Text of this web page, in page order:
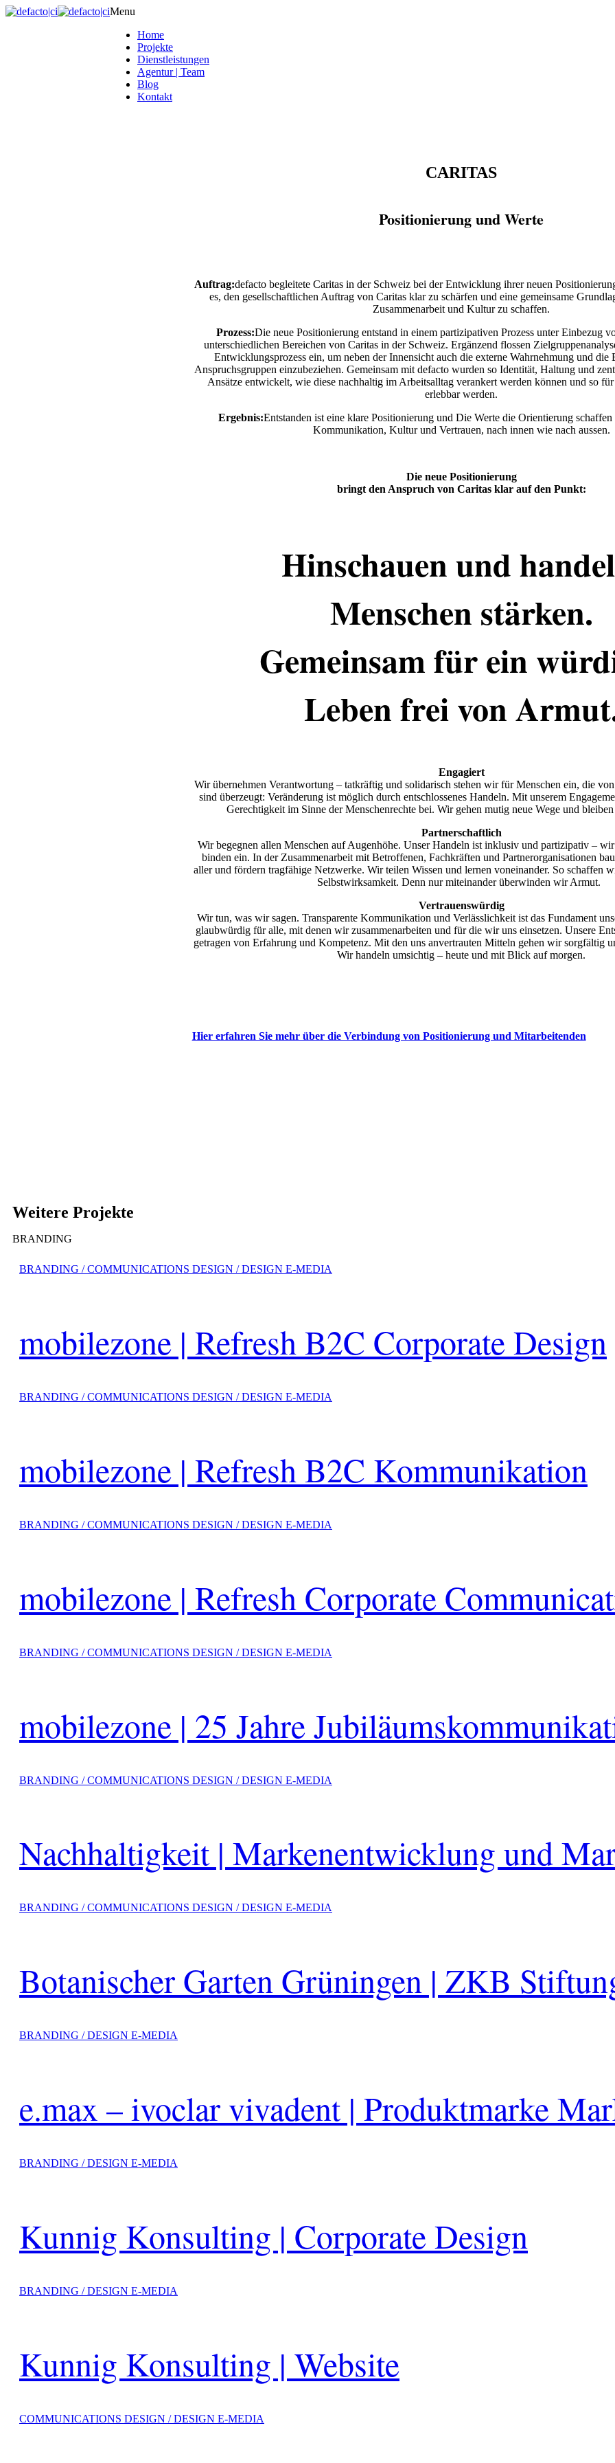
Menu
Home
Projekte
Dienstleistungen
Agentur | Team
Blog
Kontakt
CARITAS
Positionierung und Werte
Auftrag:defacto begleitete Caritas in der Schweiz bei der Entwicklung ihrer neuen
es, den gesellschaftlichen Auftrag von Caritas klar zu schärfen und eine gemeinsame
Zusammenarbeit und Kultur zu schaffen.
Prozess:Die neue Positionierung entstand in einem partizipativen Prozess unter Einbezug
unterschiedlichen Bereichen von Caritas in der Schweiz. Ergänzend flossen
Entwicklungsprozess ein, um neben der Innensicht auch die externe Wahrnehmung und die
Anspruchsgruppen einzubeziehen. Gemeinsam mit defacto wurden so Identität, Haltung und
Ansätze entwickelt, wie diese nachhaltig im Arbeitsalltag verankert werden können und so
erlebbar werden.
Ergebnis:Entstanden ist eine klare Positionierung und Die Werte die Orientierung
Kommunikation, Kultur und Vertrauen, nach innen wie nach aussen.
Die neue Positionierung
bringt den Anspruch von Caritas klar auf den Punkt:
Hinschauen und
Menschen stärken.
Gemeinsam für ein
Leben frei von
Engagiert
Wir übernehmen Verantwortung – tatkräftig und solidarisch stehen wir für Menschen ein, die
sind überzeugt: Veränderung ist möglich durch entschlossenes Handeln. Mit unserem
Gerechtigkeit im Sinne der Menschenrechte bei. Wir gehen mutig neue Wege und
Partnerschaftlich
Wir begegnen allen Menschen auf Augenhöhe. Unser Handeln ist inklusiv und partizipativ – wir
binden ein. In der Zusammenarbeit mit Betroffenen, Fachkräften und Partnerorganisationen
aller und fördern tragfähige Netzwerke. Wir teilen Wissen und lernen voneinander. So schaffen
Selbstwirksamkeit. Denn nur miteinander überwinden wir Armut.
Vertrauenswürdig
Wir tun, was wir sagen. Transparente Kommunikation und Verlässlichkeit ist das Fundament
glaubwürdig für alle, mit denen wir zusammenarbeiten und für die wir uns einsetzen. Unsere
getragen von Erfahrung und Kompetenz. Mit den uns anvertrauten Mitteln gehen wir sorgfältig
Wir handeln umsichtig – heute und mit Blick auf morgen.
Hier erfahren Sie mehr über die Verbindung von Positionierung und Mitarbeitenden
Weitere Projekte
BRANDING
BRANDING / COMMUNICATIONS DESIGN / DESIGN E-MEDIA
mobilezone | Refresh B2C Corporate Design
BRANDING / COMMUNICATIONS DESIGN / DESIGN E-MEDIA
mobilezone | Refresh B2C Kommunikation
BRANDING / COMMUNICATIONS DESIGN / DESIGN E-MEDIA
mobilezone | Refresh Corporate
BRANDING / COMMUNICATIONS DESIGN / DESIGN E-MEDIA
mobilezone | 25 Jahre
BRANDING / COMMUNICATIONS DESIGN / DESIGN E-MEDIA
Nachhaltigkeit | Markenentwicklung und
BRANDING / COMMUNICATIONS DESIGN / DESIGN E-MEDIA
Botanischer Garten Grüningen | ZKB
BRANDING / DESIGN E-MEDIA
e.max – ivoclar vivadent | Produktmarke
BRANDING / DESIGN E-MEDIA
Kunnig Konsulting | Corporate Design
BRANDING / DESIGN E-MEDIA
Kunnig Konsulting | Website
COMMUNICATIONS DESIGN / DESIGN E-MEDIA